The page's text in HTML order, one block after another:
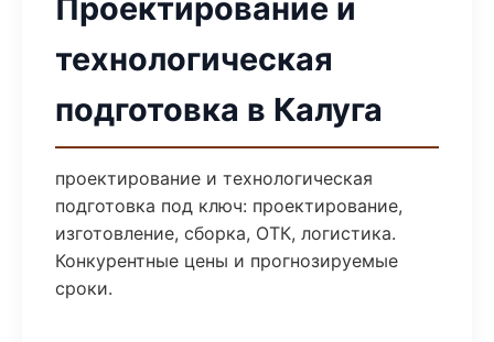
Проектирование и
технологическая
подготовка в Калуга
проектирование и технологическая
подготовка под ключ: проектирование,
изготовление, сборка, ОТК, логистика.
Конкурентные цены и прогнозируемые
сроки.